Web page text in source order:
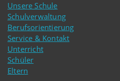
Unsere Schule
Schulverwaltung
Berufsorientierung
Service & Kontakt
Unterricht
Schüler
Eltern